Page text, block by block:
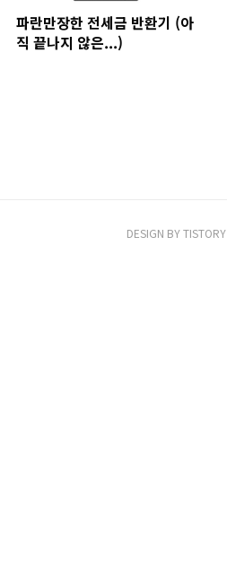
파란만장한 전세금 반환기 (아
직 끝나지 않은...)
DESIGN BYTISTORY